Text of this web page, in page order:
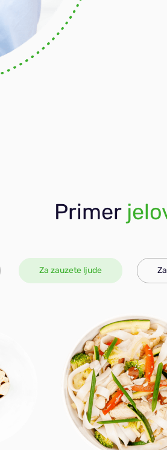
Primer
Za zauzete ljude